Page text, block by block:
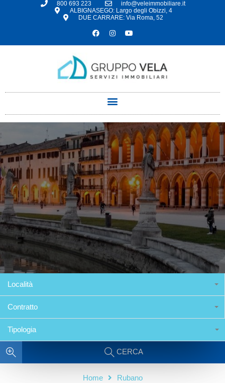
800 693 223
info@veleimmobiliare.it
ALBIGNASEGO: Largo degli Obizzi, 4
DUE CARRARE: Via Roma, 52
Località
Contratto
Tipologia
CERCA
Home Rubano